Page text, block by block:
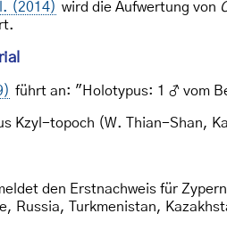
(2014) wird die Aufwertung von
führt an: "Holotypus: 1 ♂ vom
Kzyl-topoch (W. Thian-Shan,
den Erstnachweis für
Russia, Turkmenistan,